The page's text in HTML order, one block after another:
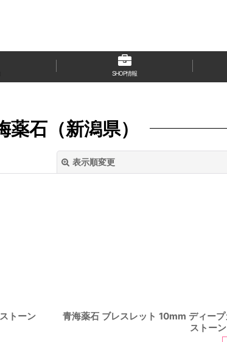
SHOP情報
薬石（新潟県）
表示順変更
トーン
青海薬石 ブレスレット 10mm ディー
ストーン